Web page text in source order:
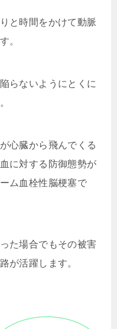
と時間をかけて動脈
。
らないようにとくに
心臓から飛んでくる
に対する防御態勢が
ム血栓性脳梗塞で
た場合でもその被害
が活躍します。